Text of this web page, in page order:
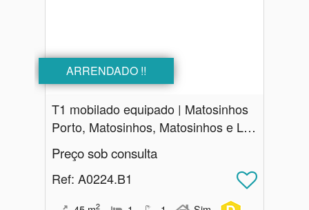
ARRENDADO !!
T1 mobilado equipado | Matosinhos
Porto, Matosinhos, Matosinhos e Leça da Palmeira
Preço sob consulta
Ref: A0224.B1
2